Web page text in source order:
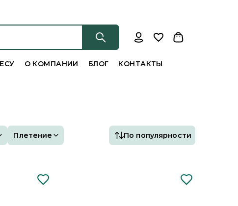
О КОМПАНИИ БЛОГ КОНТАКТЫ
Плетение По популярности